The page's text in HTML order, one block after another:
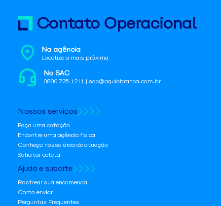
Contato Operacional
Na agência
Localize a mais próxima
No SAC
0800 725 1211 | sac@aguiabranca.com.br
Nossos serviços
Faça uma cotação
Encontre uma agência física
Conheça nossa área de atuação
Solicitar coleta
Ajuda e suporte
Rastrear sua encomenda
Como enviar
Perguntas Frequentes